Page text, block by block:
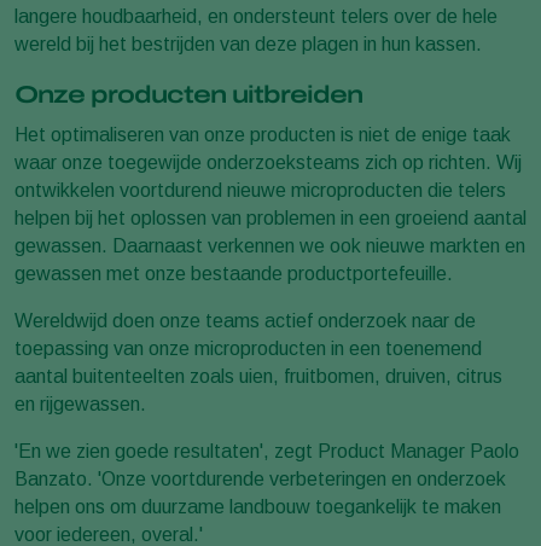
langere houdbaarheid, en ondersteunt telers over de hele
wereld bij het bestrijden van deze plagen in hun kassen.
Onze producten uitbreiden
Het optimaliseren van onze producten is niet de enige taak
waar onze toegewijde onderzoeksteams zich op richten. Wij
ontwikkelen voortdurend nieuwe microproducten die telers
helpen bij het oplossen van problemen in een groeiend aantal
gewassen. Daarnaast verkennen we ook nieuwe markten en
gewassen met onze bestaande productportefeuille.
Wereldwijd doen onze teams actief onderzoek naar de
toepassing van onze microproducten in een toenemend
aantal buitenteelten zoals uien, fruitbomen, druiven, citrus
en rijgewassen.
'En we zien goede resultaten', zegt Product Manager Paolo
Banzato. 'Onze voortdurende verbeteringen en onderzoek
helpen ons om duurzame landbouw toegankelijk te maken
voor iedereen, overal.'